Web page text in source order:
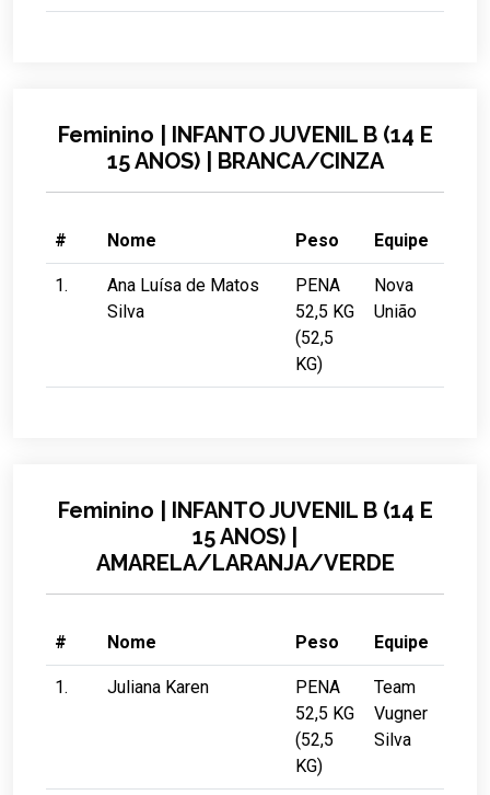
Feminino | INFANTO JUVENIL B (14 E
15 ANOS) | BRANCA/CINZA
# Nome Peso Equipe
1.
Ana Luísa de Matos
Silva
PENA
52,5 KG
(52,5
KG)
Nova
União
Feminino | INFANTO JUVENIL B (14 E
15 ANOS) |
AMARELA/LARANJA/VERDE
# Nome Peso Equipe
1. Juliana Karen
PENA
52,5 KG
(52,5
KG)
Team
Vugner
Silva